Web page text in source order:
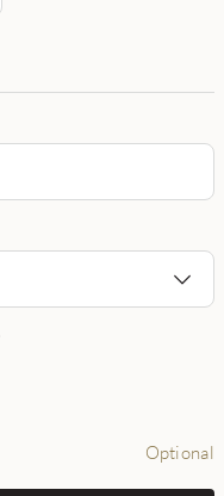
Optional